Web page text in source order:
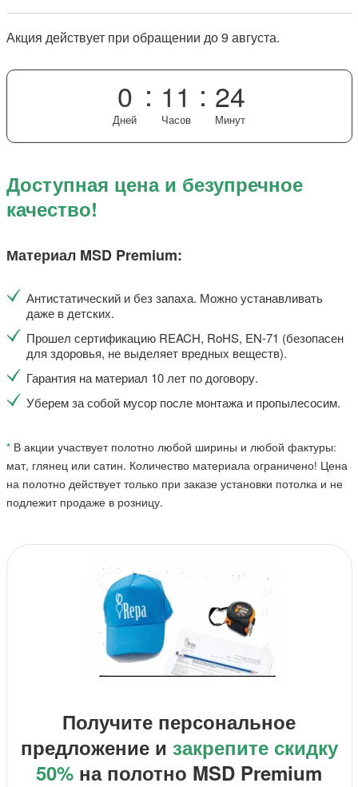
Акция действует при обращении до 9 августа.
0
Дней
: 11
Часов
: 24
Минут
Доступная цена и безупречное
качество!
Материал MSD Premium:
Антистатический и без запаха. Можно устанавливать
даже в детских.
Прошел сертификацию REACH, RoHS, EN-71 (безопасен
для здоровья, не выделяет вредных веществ).
Гарантия на материал 10 лет по договору.
Уберем за собой мусор после монтажа и пропылесосим.
*В акции участвует полотно любой ширины и любой фактуры:
мат, глянец или сатин. Количество материала ограничено! Цена
на полотно действует только при заказе установки потолка и не
подлежит продаже в розницу.
Получите персональное
предложение и закрепите скидку
50% на полотно MSD Premium